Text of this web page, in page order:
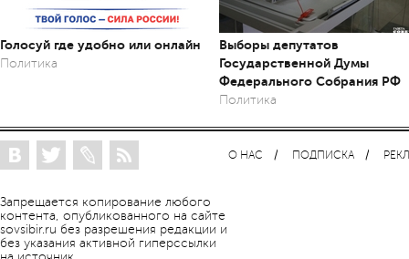
Голосуй где удобно или онлайн
Политика
Выборы депутатов
Государственной Думы
Федерального Собрания РФ
Политика
Запрещается копирование любого
контента, опубликованного на сайте
sovsibir.ru без разрешения редакции и
без указания активной гиперссылки
О НАС ПОДПИСКА